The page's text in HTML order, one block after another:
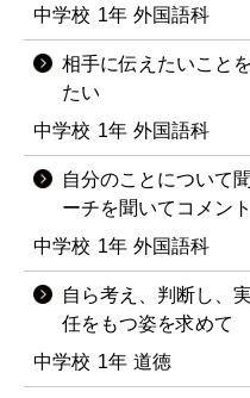
中学校 1年 外国語科
相手に伝えたいこと
たい
中学校 1年 外国語科
自分のことについて
ーチを聞いてコメン
中学校 1年 外国語科
自ら考え、判断し、
任をもつ姿を求めて
中学校 1年 道徳